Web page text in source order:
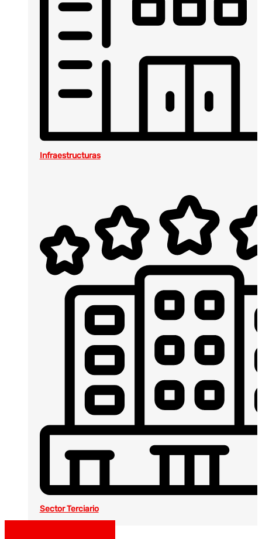
Infraestructuras
Sector Terciario